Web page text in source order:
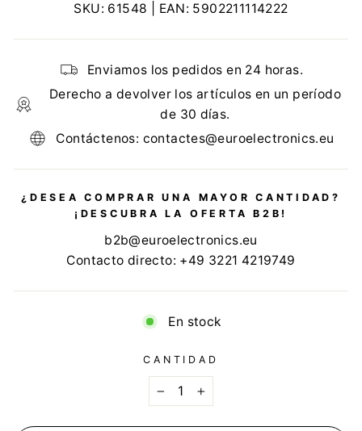
SKU: 61548 | EAN: 5902211114222
Enviamos los pedidos en 24 horas.
Derecho a devolver los artículos en un período
de 30 días.
Contáctenos: contactes@euroelectronics.eu
¿DESEA COMPRAR UNA MAYOR CANTIDAD?
¡DESCUBRA LA OFERTA B2B!
b2b@euroelectronics.eu
Contacto directo: +49 3221 4219749
En stock
CANTIDAD
+